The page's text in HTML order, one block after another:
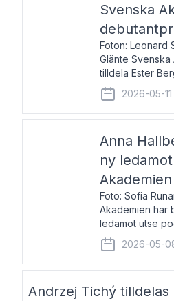
Svenska
Foton: Leonard
Glänte
tilldela Ester
Michaelsdotter
debutantpris för
nyinstiftat och
2026-05-11
Anna
ny
Akademien
Foto: Sofia
Akademien har
ledamot utse
litteraturkritikern
efterträder
stol 18 och
2026-05-
Andrzej Tichý tilldelas